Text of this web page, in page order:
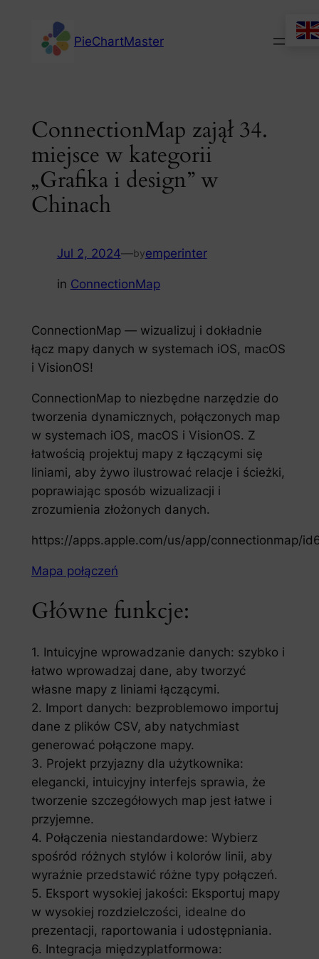
content
PieChartMaster
ConnectionMap zajął 34.
miejsce w kategorii
„Grafika i design” w
Chinach
Jul 2, 2024—byemperinter
in ConnectionMap
ConnectionMap — wizualizuj i dokładnie
łącz mapy danych w systemach iOS, macOS
i VisionOS!
ConnectionMap to niezbędne narzędzie do
tworzenia dynamicznych, połączonych map
w systemach iOS, macOS i VisionOS. Z
łatwością projektuj mapy z łączącymi się
liniami, aby żywo ilustrować relacje i ścieżki,
poprawiając sposób wizualizacji i
zrozumienia złożonych danych.
https://apps.apple.com/us/app/connectionmap/
Mapa połączeń
Główne funkcje:
1. Intuicyjne wprowadzanie danych: szybko i
łatwo wprowadzaj dane, aby tworzyć
własne mapy z liniami łączącymi.
2. Import danych: bezproblemowo importuj
dane z plików CSV, aby natychmiast
generować połączone mapy.
3. Projekt przyjazny dla użytkownika:
elegancki, intuicyjny interfejs sprawia, że ​​
tworzenie szczegółowych map jest łatwe i
przyjemne.
4. Połączenia niestandardowe: Wybierz
spośród różnych stylów i kolorów linii, aby
wyraźnie przedstawić różne typy połączeń.
5. Eksport wysokiej jakości: Eksportuj mapy
w wysokiej rozdzielczości, idealne do
prezentacji, raportowania i udostępniania.
6. Integracja międzyplatformowa: